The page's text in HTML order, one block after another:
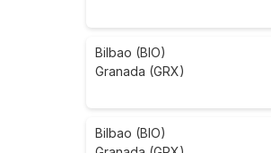
Bilbao (BIO)
Granada (GRX)
Bilbao (BIO)